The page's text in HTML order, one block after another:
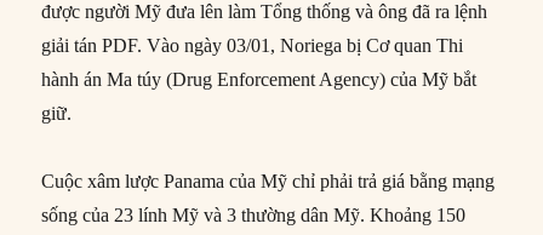
được người Mỹ đưa lên làm Tổng thống và ông đã ra lệnh
giải tán PDF. Vào ngày 03/01, Noriega bị Cơ quan Thi
hành án Ma túy (Drug Enforcement Agency) của Mỹ bắt
giữ.
Cuộc xâm lược Panama của Mỹ chỉ phải trả giá bằng mạng
sống của 23 lính Mỹ và 3 thường dân Mỹ. Khoảng 150